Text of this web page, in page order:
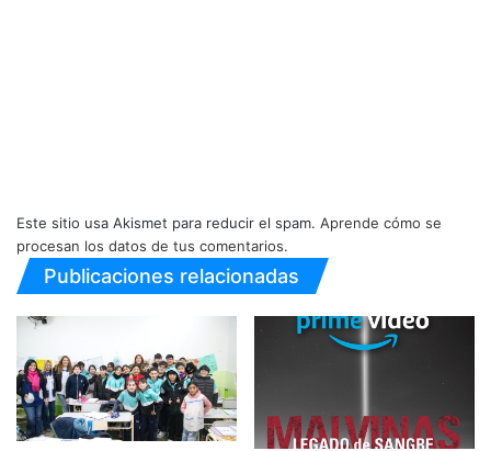
Este sitio usa Akismet para reducir el spam. Aprende cómo se
procesan los datos de tus comentarios.
Publicaciones relacionadas